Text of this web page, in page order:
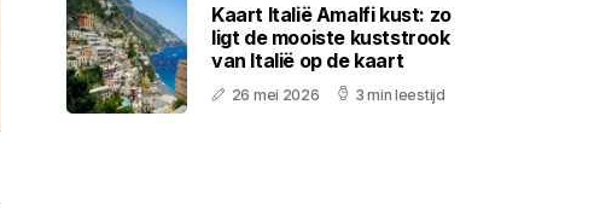
Kaart Italië Amalfi kust: zo
ligt de mooiste kuststrook
van Italië op de kaart
26 mei 2026 3 min leestijd